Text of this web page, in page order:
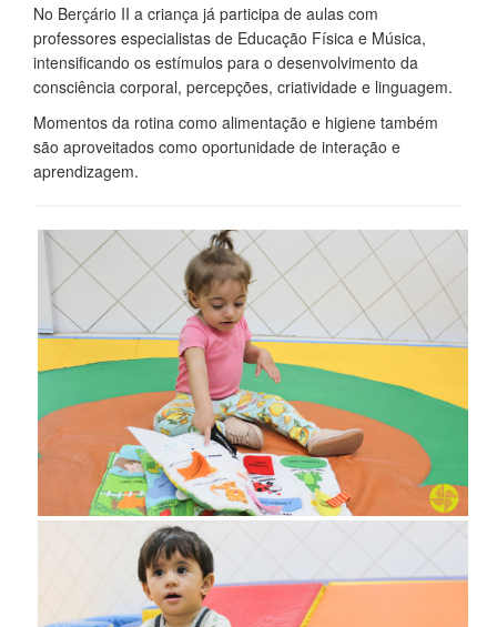
No Berçário II a criança já participa de aulas com
professores especialistas de Educação Física e Música,
intensificando os estímulos para o desenvolvimento da
consciência corporal, percepções, criatividade e linguagem.
Momentos da rotina como alimentação e higiene também
são aproveitados como oportunidade de interação e
aprendizagem.